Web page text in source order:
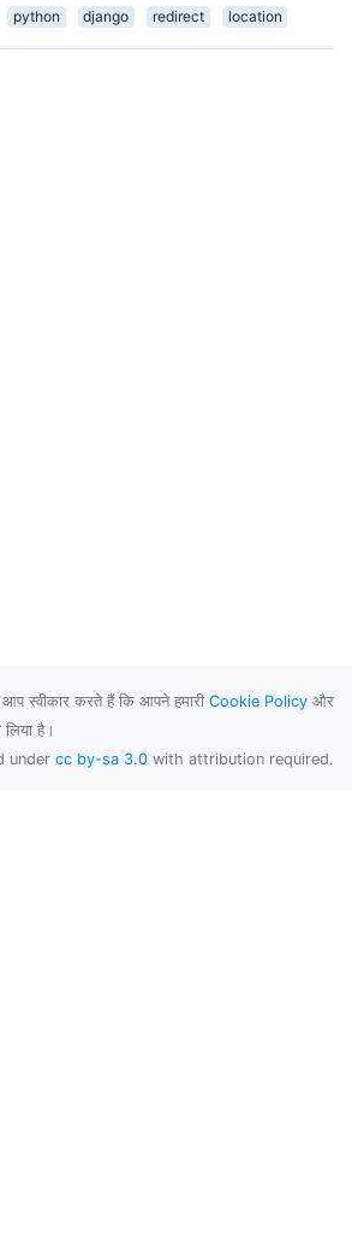
python django redirect location
स्वीकार करते हैं कि आपने हमारी Cookie Policy और
है।
under cc by-sa 3.0 with attribution required.